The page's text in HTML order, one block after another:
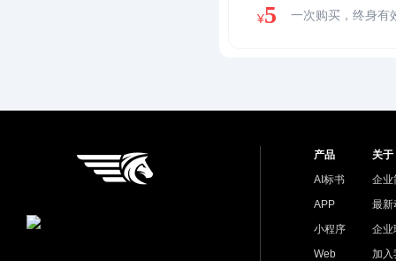
¥5 一次购买，终身有
产品
AI标书
APP
小程序
Web
关于
企业
最新
企业
加入